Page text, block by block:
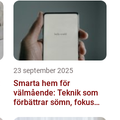
23 september 2025
Smarta hem för
välmående: Teknik som
förbättrar sömn, fokus